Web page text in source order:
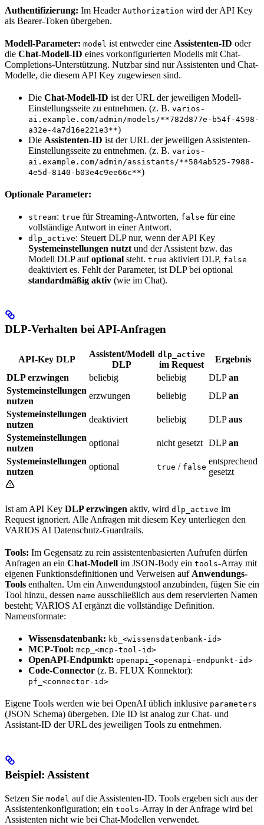
Authentifizierung: Im Header Authorization wird der API Key
als Bearer-Token übergeben.
Modell-Parameter: model ist entweder eine Assistenten-ID oder
die Chat-Modell-ID eines vorkonfigurierten Modells mit Chat-
Completions-Unterstützung. Nutzbar sind nur Assistenten und Chat-
Modelle, die diesem API Key zugewiesen sind.
Die Chat-Modell-ID ist der URL der jeweiligen Modell-
Einstellungsseite zu entnehmen. (z. B. varios-
ai.example.com/admin/models/**782d877e-b54f-4598-
a32e-4a7d16e221e3**)
Die Assistenten-ID ist der URL der jeweiligen Assistenten-
Einstellungsseite zu entnehmen. (z. B. varios-
ai.example.com/admin/assistants/**584ab525-7988-
4e5d-8140-b03e4c9ee66c**)
Optionale Parameter:
stream: true für Streaming-Antworten, false für eine
vollständige Antwort in einer Antwort.
dlp_active: Steuert DLP nur, wenn der API Key
Systemeinstellungen nutzt und der Assistent bzw. das
Modell DLP aufoptional steht. true aktiviert DLP, false
deaktiviert es. Fehlt der Parameter, ist DLP bei optional
standardmäßig aktiv (wie im Chat).
DLP-Verhalten bei API-Anfragen
API-Key DLP
Assistent/Modell
DLP
dlp_active
im Request
Ergebnis
DLP erzwingen
beliebig beliebig DLPan
Systemeinstellungen
nutzen
erzwungen beliebig DLPan
Systemeinstellungen
nutzen
deaktiviert beliebig DLPaus
Systemeinstellungen
nutzen
optional nicht gesetzt DLPan
Systemeinstellungen
nutzen
optional true / false
entsprechend
gesetzt
Ist am API Key DLP erzwingen aktiv, wird dlp_active im
Request ignoriert. Alle Anfragen mit diesem Key unterliegen den
VARIOS AI Datenschutz-Guardrails.
Tools: Im Gegensatz zu rein assistentenbasierten Aufrufen dürfen
Anfragen an ein Chat-Modell im JSON-Body ein tools-Array mit
eigenen Funktionsdefinitionen und Verweisen auf Anwendungs-
Tools enthalten. Um ein Anwendungstool anzubinden, fügen Sie ein
Tool hinzu, dessen name ausschließlich aus dem reservierten Namen
besteht; VARIOS AI ergänzt die vollständige Definition.
Namensformate:
Wissensdatenbank: kb_<wissensdatenbank-id>
MCP-Tool: mcp_<mcp-tool-id>
OpenAPI-Endpunkt: openapi_<openapi-endpunkt-id>
Code-Connector (z. B. FLUX Konnektor):
pf_<connector-id>
Eigene Tools werden wie bei OpenAI üblich inklusive parameters
(JSON Schema) übergeben. Die ID ist analog zur Chat- und
Assistant-ID der URL des jeweiligen Tools zu entnehmen.
Beispiel: Assistent
Setzen Sie model auf die Assistenten-ID. Tools ergeben sich aus der
Assistentenkonfiguration; ein tools-Array in der Anfrage wird bei
Assistenten nicht wie bei Chat-Modellen verwendet.